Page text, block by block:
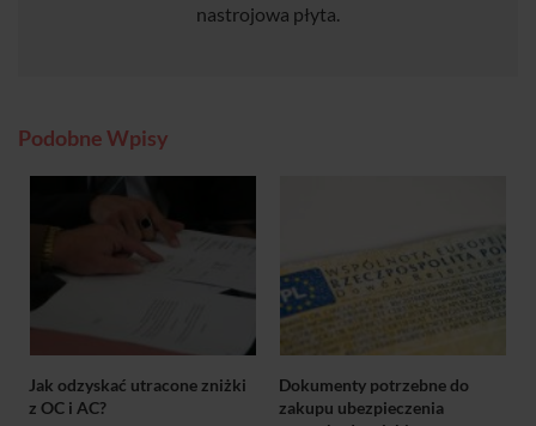
nastrojowa płyta.
Podobne Wpisy
Jak odzyskać utracone zniżki
z OC i AC?
Dokumenty potrzebne do
zakupu ubezpieczenia